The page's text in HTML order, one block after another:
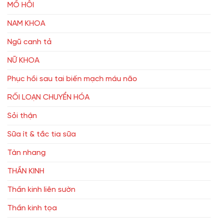
MỒ HÔI
NAM KHOA
Ngũ canh tả
NỮ KHOA
Phục hồi sau tai biến mạch máu não
RỐI LOẠN CHUYỂN HÓA
Sỏi thận
Sữa ít & tắc tia sữa
Tàn nhang
THẦN KINH
Thần kinh liên sườn
Thần kinh tọa